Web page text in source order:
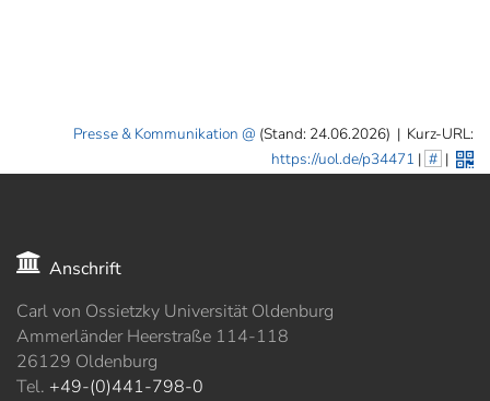
Presse & Kommunikation (Stand: 24.06.2026) | Kurz-URL:
https://uol.de/p34471 | # |
Anschrift
Carl von Ossietzky Universität Oldenburg
Ammerländer Heerstraße 114-118
26129 Oldenburg
Tel. +49-(0)441-798-0